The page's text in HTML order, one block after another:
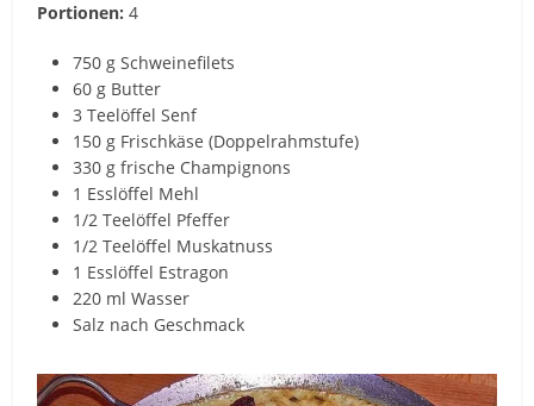
Portionen: 4
750 g Schweinefilets
60 g Butter
3 Teelöffel Senf
150 g Frischkäse (Doppelrahmstufe)
330 g frische Champignons
1 Esslöffel Mehl
1/2 Teelöffel Pfeffer
1/2 Teelöffel Muskatnuss
1 Esslöffel Estragon
220 ml Wasser
Salz nach Geschmack